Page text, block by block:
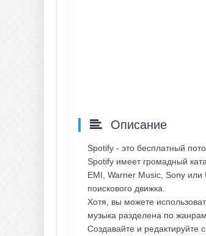
Описание
Spotify - это бесплатный
Spotify имеет громадный
EMI, Warner Music, Sony или
поискового движка.
Хотя, вы можете
музыка разделена по
Создавайте и редактируйте